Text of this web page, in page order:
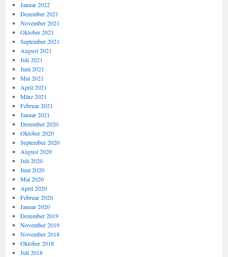
Januar 2022
Dezember 2021
November 2021
Oktober 2021
September 2021
August 2021
Juli 2021
Juni 2021
Mai 2021
April 2021
März 2021
Februar 2021
Januar 2021
Dezember 2020
Oktober 2020
September 2020
August 2020
Juli 2020
Juni 2020
Mai 2020
April 2020
Februar 2020
Januar 2020
Dezember 2019
November 2019
November 2018
Oktober 2018
Juli 2018